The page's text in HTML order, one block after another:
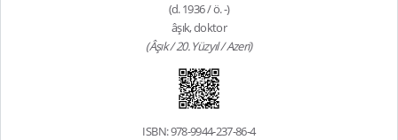
(d. 1936 / ö. -)
âşık, doktor
(Âşık / 20. Yüzyıl / Azeri)
ISBN: 978-9944-237-86-4